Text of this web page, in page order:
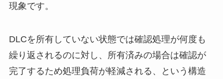
現象です。
DLCを所有していない状態では確認処理が何度も
繰り返されるのに対し、所有済みの場合は確認が
完了するため処理負荷が軽減される、という構造